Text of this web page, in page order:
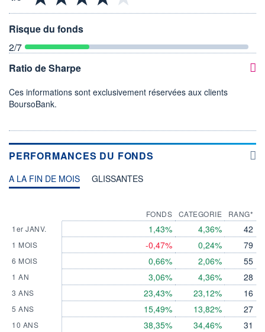
Risque du fonds
2/7
Ratio de Sharpe
Ces informations sont exclusivement réservées aux clients
BoursoBank.
PERFORMANCES DU FONDS
A LA FIN DE MOIS GLISSANTES
1er JANV.
1 MOIS
6 MOIS
1 AN
3 ANS
5 ANS
10 ANS
FONDS
1,43%
-0,47%
0,66%
3,06%
23,43%
15,49%
38,35%
CATEGORIE
4,36%
0,24%
2,06%
4,36%
23,12%
13,82%
34,46%
RANG*
42
79
55
28
16
27
31